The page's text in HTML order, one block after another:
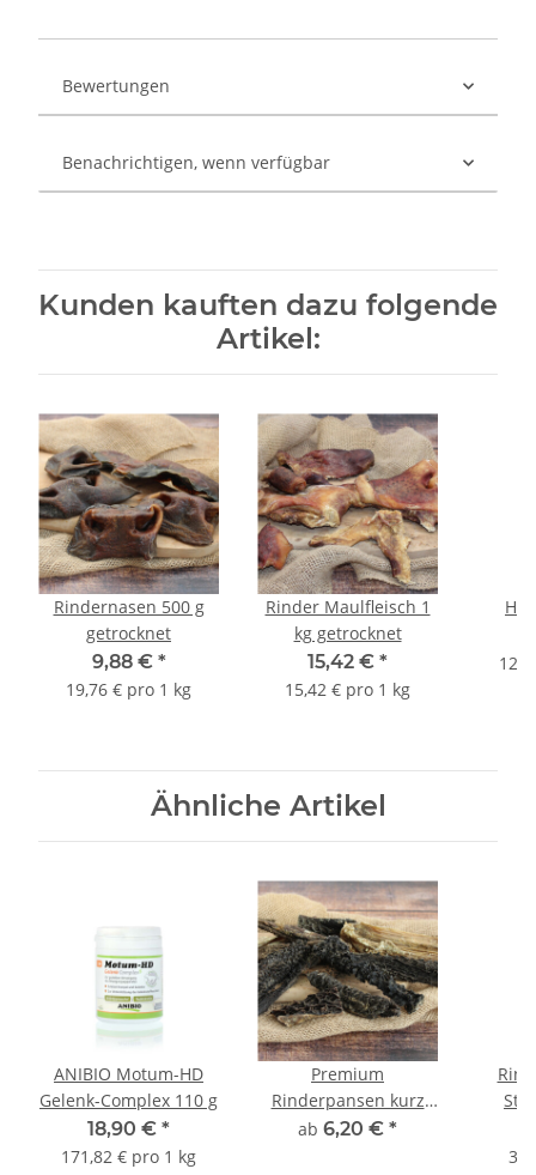
Bewertungen
Benachrichtigen, wenn verfügbar
Kunden kauften dazu folgende
Artikel:
Rindernasen 500 g
getrocknet
9,88 € *
19,76 € pro 1 kg
Rinder Maulfleisch 1
kg getrocknet
15,42 € *
15,42 € pro 1 kg
Ähnliche Artikel
ANIBIO Motum-HD
Gelenk-Complex 110 g
18,90 € *
171,82 € pro 1 kg
Premium
Rinderpansen kurz
getrocknet
ab 6,20 € *